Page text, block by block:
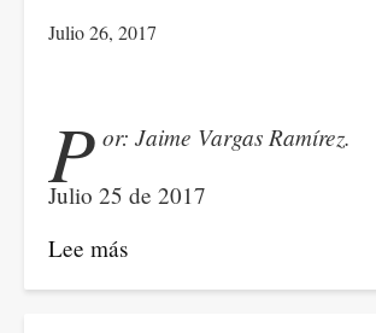
soterrado
su
al
Julio 26, 2017
P or: Jaime Vargas Ramírez.
Julio 25 de 2017
Lee más
El